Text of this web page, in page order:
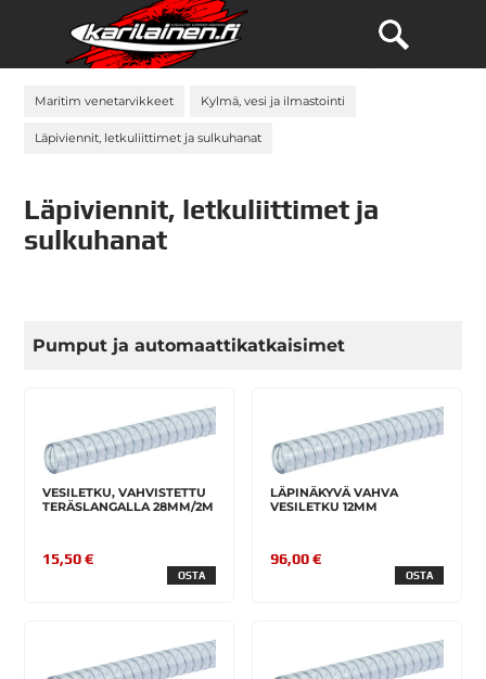
Maritim venetarvikkeet Kylmä, vesi ja ilmastointi
Läpiviennit, letkuliittimet ja sulkuhanat
Läpiviennit, letkuliittimet ja
sulkuhanat
Pumput ja automaattikatkaisimet
VESILETKU, VAHVISTETTU
TERÄSLANGALLA 28MM/2M
15,50 €
OSTA
LÄPINÄKYVÄ VAHVA
VESILETKU 12MM
96,00 €
OSTA